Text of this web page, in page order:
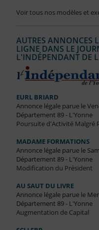
Voir tous nos modèles et
AUTRES ANNONCES
LIGNE DANS LE
L'INDÉPENDANT DE
EURL BRIARD
Annonce légale parue le
Département 89 - L'Yonne
Poursuite d'Activité Malgré
MADAME FORMATIONS
Annonce légale parue le
Département 89 - L'Yonne
Modification du Président
AU SAUT DU LIVRE
Annonce légale parue le
Département 89 - L'Yonne
Augmentation de Capital